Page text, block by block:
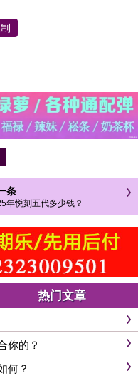
条
年悦刻五代多少钱？
热门文章
你的？
何？